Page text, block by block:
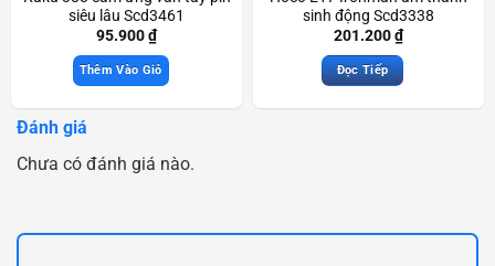
siêu lâu Scd3461
95.900₫
Thêm Vào Giỏ
sinh động Scd3338
201.200₫
Đọc Tiếp
Đánh giá
Chưa có đánh giá nào.